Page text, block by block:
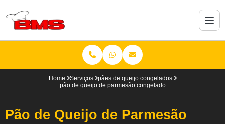
Home Serviços
pães de queijo congelados
pão de queijo de parmesão congelado
Pão de Queijo de Parmesão